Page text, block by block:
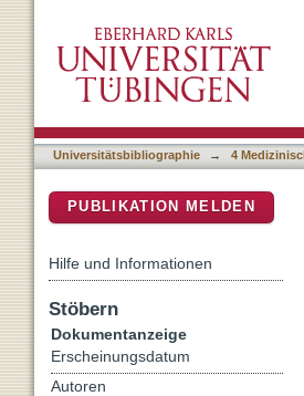
Universitätsbibliographie → 4
PUBLIKATION MELDEN
Hilfe und Informationen
Stöbern
Dokumentanzeige
Erscheinungsdatum
Autoren